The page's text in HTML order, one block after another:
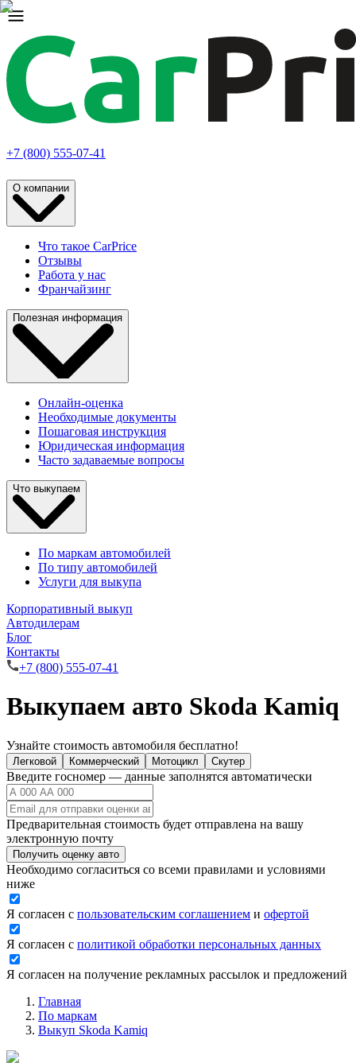
+7 (800) 555-07-41
О компании
Что такое CarPrice
Отзывы
Работа у нас
Франчайзинг
Полезная информация
Онлайн-оценка
Необходимые документы
Пошаговая инструкция
Юридическая информация
Часто задаваемые вопросы
Что выкупаем
По маркам автомобилей
По типу автомобилей
Услуги для выкупа
Корпоративный выкуп
Автодилерам
Блог
Контакты
+7 (800) 555-07-41
Выкупаем авто Skoda Kamiq
Узнайте стоимость автомобиля бесплатно!
Легковой Коммерческий Мотоцикл Скутер
Введите госномер — данные заполнятся автоматически
Предварительная стоимость будет отправлена на вашу
электронную почту
Получить оценку авто
Необходимо согласиться со всеми правилами и условиями
ниже
Я согласен с пользовательским соглашением и офертой
Я согласен с политикой обработки персональных данных
Я согласен на получение рекламных рассылок и предложений
Главная
По маркам
Выкуп Skoda Kamiq